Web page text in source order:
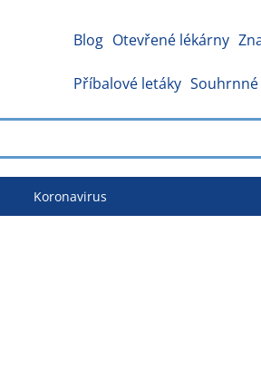
Blog Otevřené lékárny
Příbalové letáky
Koronavirus